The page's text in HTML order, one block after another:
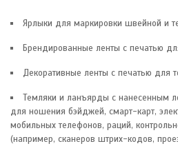
Ярлыки для маркировки швейной и
Брендированные ленты с печатью
Декоративные ленты с печатью для
Темляки и ланъярды с нанесенным
для ношения бэйджей, смарт-карт,
мобильных телефонов, раций,
(например, сканеров штрих-кодов,